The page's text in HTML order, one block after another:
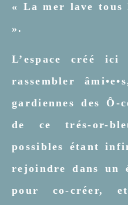
« La mer lave tous
».
L’espace créé
rassembler
gardiennes des Ô-
de ce trés-or-
possibles étant
rejoindre dans un
pour co-créer,